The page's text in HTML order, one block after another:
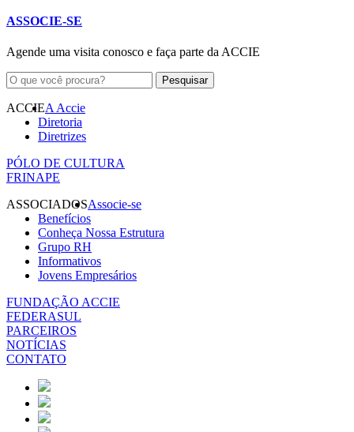
ASSOCIE-SE
Agende uma visita conosco e faça parte da ACCIE
ACCIEA Accie
Diretoria
Diretrizes
PÓLO DE CULTURA
FRINAPE
ASSOCIADOSAssocie-se
Benefícios
Conheça Nossa Estrutura
Grupo RH
Informativos
Jovens Empresários
FUNDAÇÃO ACCIE
FEDERASUL
PARCEIROS
NOTÍCIAS
CONTATO